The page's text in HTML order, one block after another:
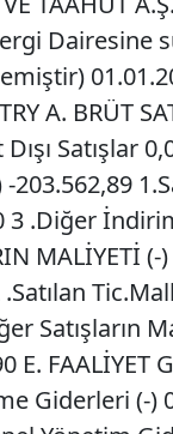
Dairesine
A. BRÜT
Satışlar
203.562,89
3 .Diğer
MALİYETİ
Satışların
E. FAALİYET
Giderleri (-)